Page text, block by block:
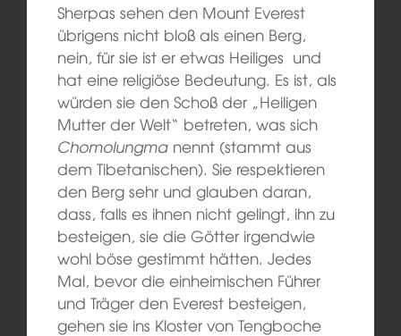
Sherpas sehen den Mount Everest
übrigens nicht bloß als einen Berg,
nein, für sie ist er etwas Heiliges und
hat eine religiöse Bedeutung. Es ist, als
würden sie den Schoß der „Heiligen
Mutter der Welt“ betreten, was sich
Chomolungmanennt (stammt aus
dem Tibetanischen). Sie respektieren
den Berg sehr und glauben daran,
dass, falls es ihnen nicht gelingt, ihn zu
besteigen, sie die Götter irgendwie
wohl böse gestimmt hätten. Jedes
Mal, bevor die einheimischen Führer
und Träger den Everest besteigen,
gehen sie ins Kloster von Tengboche